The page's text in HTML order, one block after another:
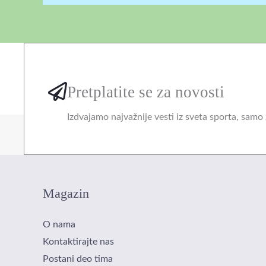
Pretplatite se za novosti
Izdvajamo najvažnije vesti iz sveta sporta, samo
Magazin
O nama
Kontaktirajte nas
Postani deo tima